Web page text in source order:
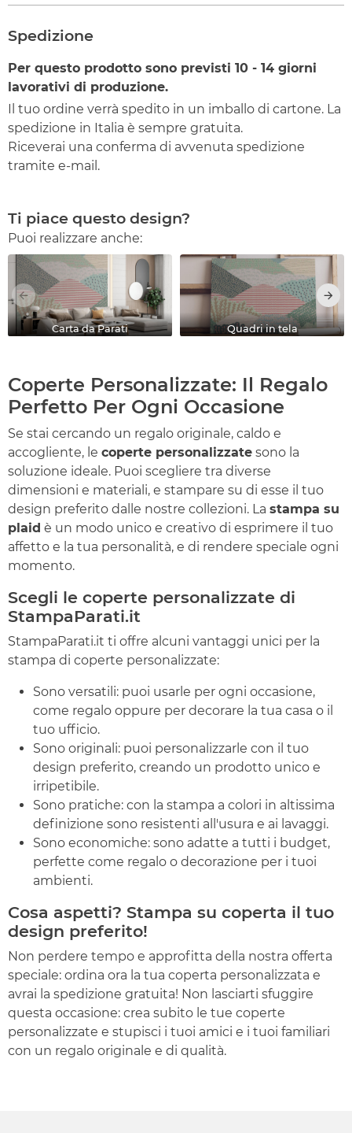
Spedizione
Per questo prodotto sono previsti 10 - 14 giorni
lavorativi di produzione.
Il tuo ordine verrà spedito in un imballo di cartone. La
spedizione in Italia è sempre gratuita.
Riceverai una conferma di avvenuta spedizione
tramite e-mail.
Ti piace questo design?
Puoi realizzare anche:
Carta da Parati Quadri in tela
Coperte Personalizzate: Il Regalo
Perfetto Per Ogni Occasione
Se stai cercando un regalo originale, caldo e
accogliente, le coperte personalizzate sono la
soluzione ideale. Puoi scegliere tra diverse
dimensioni e materiali, e stampare su di esse il tuo
design preferito dalle nostre collezioni. La stampa su
plaid è un modo unico e creativo di esprimere il tuo
affetto e la tua personalità, e di rendere speciale ogni
momento.
Scegli le coperte personalizzate di
StampaParati.it
StampaParati.it ti offre alcuni vantaggi unici per la
stampa di coperte personalizzate:
Sono versatili: puoi usarle per ogni occasione,
come regalo oppure per decorare la tua casa o il
tuo ufficio.
Sono originali: puoi personalizzarle con il tuo
design preferito, creando un prodotto unico e
irripetibile.
Sono pratiche: con la stampa a colori in altissima
definizione sono resistenti all'usura e ai lavaggi.
Sono economiche: sono adatte a tutti i budget,
perfette come regalo o decorazione per i tuoi
ambienti.
Cosa aspetti? Stampa su coperta il tuo
design preferito!
Non perdere tempo e approfitta della nostra offerta
speciale: ordina ora la tua coperta personalizzata e
avrai la spedizione gratuita! Non lasciarti sfuggire
questa occasione: crea subito le tue coperte
personalizzate e stupisci i tuoi amici e i tuoi familiari
con un regalo originale e di qualità.